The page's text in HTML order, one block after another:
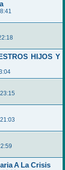
HIJOS Y
A La Crisis